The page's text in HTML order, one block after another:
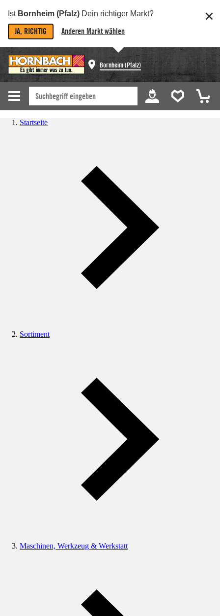
Ist Bornheim (Pfalz) Dein richtiger Markt?
JA, RICHTIG Anderen Markt wählen
Bornheim (Pfalz)
Startseite
Sortiment
Maschinen, Werkzeug & Werkstatt